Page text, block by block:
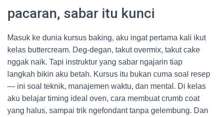
pacaran, sabar itu kunci
Masuk ke dunia kursus baking, aku ingat pertama kali ikut
kelas buttercream. Deg-degan, takut overmix, takut cake
nggak naik. Tapi instruktur yang sabar ngajarin tiap
langkah bikin aku betah. Kursus itu bukan cuma soal resep
— ini soal teknik, manajemen waktu, dan mental. Di kelas
aku belajar timing ideal oven, cara membuat crumb coat
yang halus, sampai trik ngefondant tanpa gelembung. Dan